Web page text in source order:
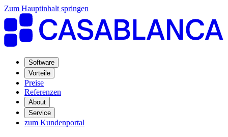
Zum Hauptinhalt springen
Software
Vorteile
Preise
Referenzen
About
Service
zum Kundenportal